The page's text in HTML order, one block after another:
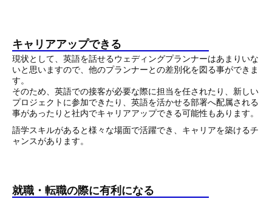
キャリアアップできる
現状として、英語を話せるウェディングプランナーはあまりいな
いと思いますので、他のプランナーとの差別化を図る事ができま
す。
そのため、英語での接客が必要な際に担当を任されたり、新しい
プロジェクトに参加できたり、英語を活かせる部署へ配属される
事があったりと社内でキャリアアップできる可能性もあります。
語学スキルがあると様々な場面で活躍でき、キャリアを築けるチ
ャンスがあります。
就職・転職の際に有利になる